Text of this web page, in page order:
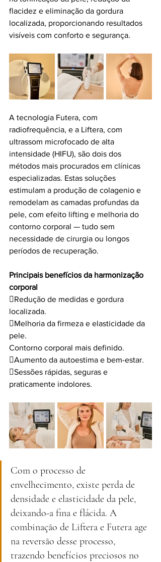
flacidez e eliminação da gordura
localizada, proporcionando resultados
visíveis com conforto e segurança.
A tecnologia Futera, com
radiofrequência, e a Liftera, com
ultrassom microfocado de alta
intensidade (HIFU), são dois dos
métodos mais procurados em clínicas
especializadas. Estas soluções
estimulam a produção de colagenio e
remodelam as camadas profundas da
pele, com efeito lifting e melhoria do
contorno corporal — tudo sem
necessidade de cirurgia ou longos
períodos de recuperação.
Principais benefícios da harmonização
corporal
Redução de medidas e gordura
localizada.
Melhoria da firmeza e elasticidade da
pele.
Contorno corporal mais definido.
Aumento da autoestima e bem-estar.
Sessões rápidas, seguras e
praticamente indolores.
Com o processo de
envelhecimento, existe perda de
densidade e elasticidade da pele,
deixando-a fina e flácida. A
combinação de Liftera e Futera age
na reversão desse processo,
trazendo benefícios preciosos no